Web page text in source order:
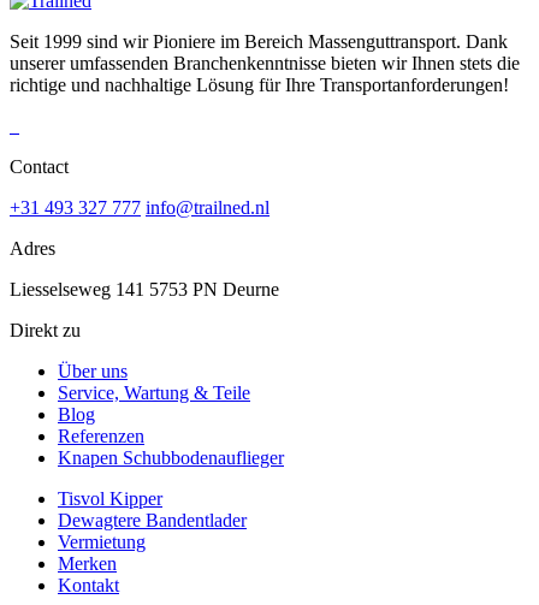
Seit 1999 sind wir Pioniere im Bereich Massenguttransport. Dank
unserer umfassenden Branchenkenntnisse bieten wir Ihnen stets die
richtige und nachhaltige Lösung für Ihre Transportanforderungen!
Contact
+31 493 327 777 info@trailned.nl
Adres
Liesselseweg 141 5753 PN Deurne
Direkt zu
Über uns
Service, Wartung & Teile
Blog
Referenzen
Knapen Schubbodenauflieger
Tisvol Kipper
Dewagtere Bandentlader
Vermietung
Merken
Kontakt